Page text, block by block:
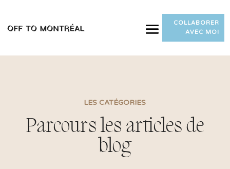
COLLABORER
AVEC MOI
LES CATÉGORIES
Parcours les articles de
blog